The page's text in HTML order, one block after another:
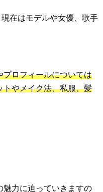
在はモデルや女優、歌手
プロフィールについては
トやメイク法、私服、髪
魅力に迫っていきますの